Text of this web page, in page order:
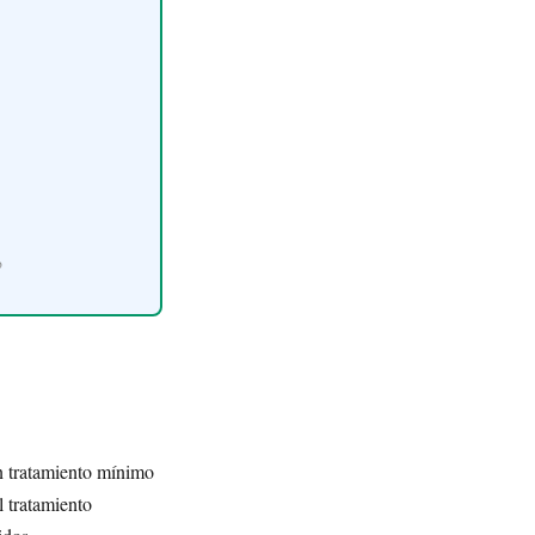
tratamiento mínimo
tratamiento